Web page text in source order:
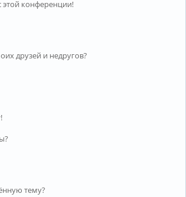
этой конференции!
друзей и недругов?
тему?